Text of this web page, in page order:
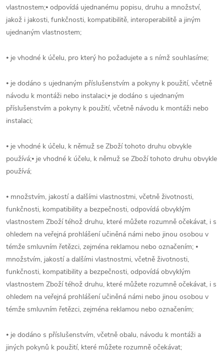
vlastnostem;⦁ odpovídá ujednanému popisu, druhu a množství,
jakož i jakosti, funkčnosti, kompatibilitě, interoperabilitě a jiným
ujednaným vlastnostem;
⦁ je vhodné k účelu, pro který ho požadujete a s nímž souhlasíme;
⦁ je dodáno s ujednaným příslušenstvím a pokyny k použití, včetně
návodu k montáži nebo instalaci;⦁ je dodáno s ujednaným
příslušenstvím a pokyny k použití, včetně návodu k montáži nebo
instalaci;
⦁ je vhodné k účelu, k němuž se Zboží tohoto druhu obvykle
používá;⦁ je vhodné k účelu, k němuž se Zboží tohoto druhu obvykle
používá;
⦁ množstvím, jakostí a dalšími vlastnostmi, včetně životnosti,
funkčnosti, kompatibility a bezpečnosti, odpovídá obvyklým
vlastnostem Zboží téhož druhu, které můžete rozumně očekávat, i s
ohledem na veřejná prohlášení učiněná námi nebo jinou osobou v
témže smluvním řetězci, zejména reklamou nebo označením; ⦁
množstvím, jakostí a dalšími vlastnostmi, včetně životnosti,
funkčnosti, kompatibility a bezpečnosti, odpovídá obvyklým
vlastnostem Zboží téhož druhu, které můžete rozumně očekávat, i s
ohledem na veřejná prohlášení učiněná námi nebo jinou osobou v
témže smluvním řetězci, zejména reklamou nebo označením;
⦁ je dodáno s příslušenstvím, včetně obalu, návodu k montáži a
jiných pokynů k použití, které můžete rozumně očekávat;